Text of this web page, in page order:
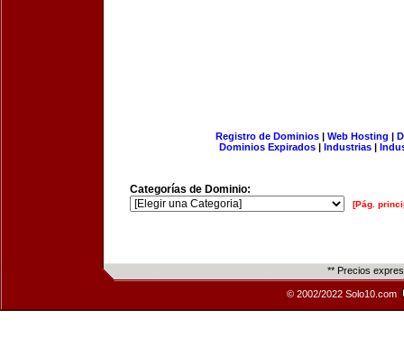
Registro de Dominios| Web Hosting |
Dominios Expirados | Industrias |
Categorías de Dominio:
[Pág.
** Precios
© 2002/2022 Solo10.com